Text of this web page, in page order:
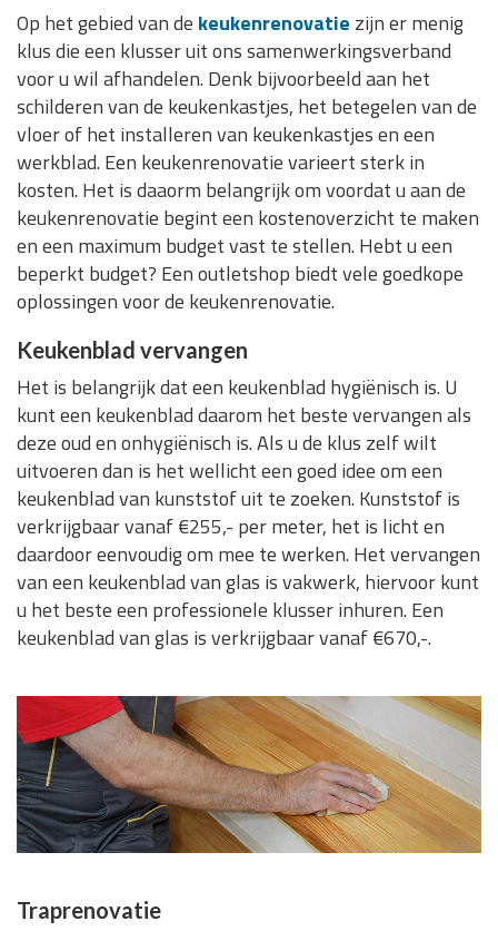
Op het gebied van de keukenrenovatie zijn er menig
klus die een klusser uit ons samenwerkingsverband
voor u wil afhandelen. Denk bijvoorbeeld aan het
schilderen van de keukenkastjes, het betegelen van de
vloer of het installeren van keukenkastjes en een
werkblad. Een keukenrenovatie varieert sterk in
kosten. Het is daaorm belangrijk om voordat u aan de
keukenrenovatie begint een kostenoverzicht te maken
en een maximum budget vast te stellen. Hebt u een
beperkt budget? Een outletshop biedt vele goedkope
oplossingen voor de keukenrenovatie.
Keukenblad vervangen
Het is belangrijk dat een keukenblad hygiënisch is. U
kunt een keukenblad daarom het beste vervangen als
deze oud en onhygiënisch is. Als u de klus zelf wilt
uitvoeren dan is het wellicht een goed idee om een
keukenblad van kunststof uit te zoeken. Kunststof is
verkrijgbaar vanaf €255,- per meter, het is licht en
daardoor eenvoudig om mee te werken. Het vervangen
van een keukenblad van glas is vakwerk, hiervoor kunt
u het beste een professionele klusser inhuren. Een
keukenblad van glas is verkrijgbaar vanaf €670,-.
Traprenovatie